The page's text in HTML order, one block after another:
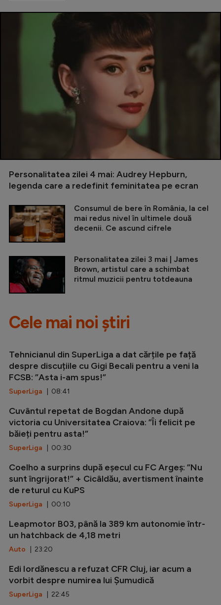
Personalitatea zilei 4 mai: Audrey Hepburn,
legenda care a redefinit feminitatea pe ecran
Consumul de bere în România, la cel
mai redus nivel în ultimele două
decenii. Ce ascund cifrele
Personalitatea zilei 3 mai | James
Brown, artistul care a schimbat
ritmul muzicii pentru totdeauna
Cele mai noi știri
Tehnicianul din SuperLiga a dat cărțile pe față
despre discuțiile cu Gigi Becali pentru a veni la
FCSB: ”Asta i-am spus!”
SuperLiga | 08:41
Cuvântul repetat de Bogdan Andone după
victoria cu Universitatea Craiova: ”Îi felicit pe
băieți pentru asta!”
SuperLiga | 00:30
Coelho a surprins după eșecul cu FC Argeș: ”Nu
sunt îngrijorat!” + Cicâldău, avertisment înainte
de returul cu KuPS
SuperLiga | 00:10
Leapmotor B03, până la 389 km autonomie într-
un hatchback de 4,18 metri
Auto | 23:20
Edi Iordănescu a refuzat CFR Cluj, iar acum a
vorbit despre numirea lui Șumudică
SuperLiga | 22:45